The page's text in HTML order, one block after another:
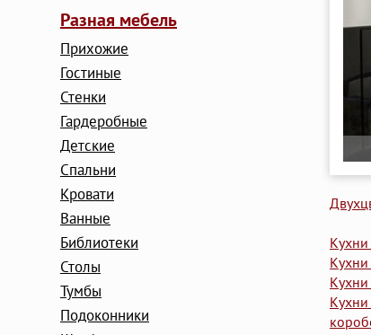
Разная мебель
Прихожие
Гостиные
Стенки
Гардеробные
Детские
Cпальни
Кровати
Ванные
Библиотеки
Столы
Тумбы
Подоконники
Кухни
Кухни
Кухни